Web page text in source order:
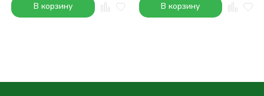
В корзину В корзину